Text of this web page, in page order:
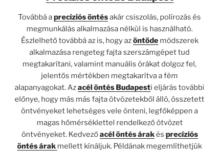
Továbbá aprecíziós öntésakár csiszolás, polírozás és
megmunkálás alkalmazása nélkül is használható.
Észlelhető továbbá az is, hogy azöntödemódszerek
alkalmazása rengeteg fajta szerszámgépet tud
megtakarítani, valamint manuális órákat dolgoz fel,
jelentős mértékben megtakarítva a fém
alapanyagokat. Azacél öntés Budapesti eljárás további
előnye, hogy más más fajta ötvözetekből álló, összetett
öntvényeket lehetséges vele önteni, legfőképpen a
magas hőmérséklettel rendelkező ötvözet
öntvényeket. Kedvezőacél öntés árakés precíziós
öntés árak mellett kínáljuk. Példának megemlíthetjük